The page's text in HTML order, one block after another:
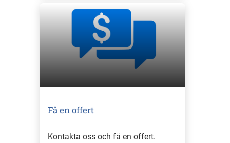
Få en offert
Kontakta oss och få en offert.